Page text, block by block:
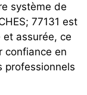
système de
77131 est
assurée, ce
confiance en
professionnels